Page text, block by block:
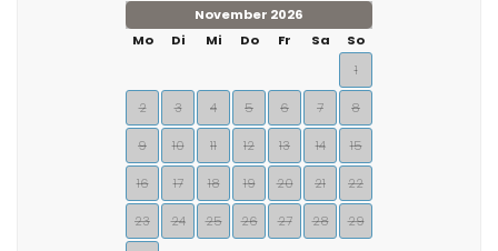
November 2026
Mo
Di Mi Do Fr Sa
So
1
2 3 4 5 6 7 8
9 10 11 12 13 14 15
16 17 18 19 20 21 22
23 24 25 26 27 28 29